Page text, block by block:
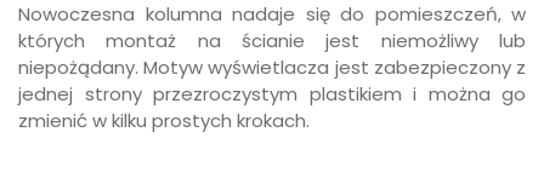
Nowoczesna kolumna nadaje się do pomieszczeń, w
których montaż na ścianie jest niemożliwy lub
niepożądany. Motyw wyświetlacza jest zabezpieczony z
jednej strony przezroczystym plastikiem i można go
zmienić w kilku prostych krokach.